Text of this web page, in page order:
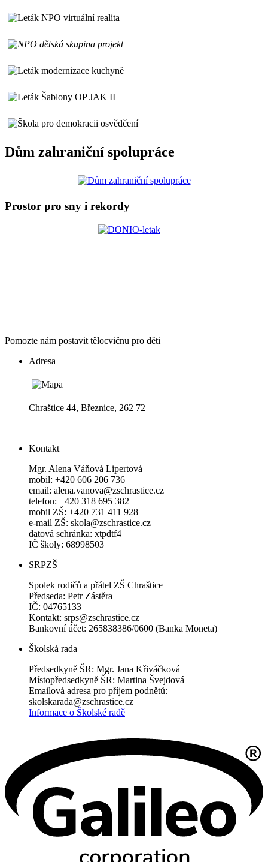
Dům zahraniční spolupráce
Prostor pro sny i rekordy
Pomozte nám postavit tělocvičnu pro děti
Adresa
Chraštice 44, Březnice, 262 72
Kontakt
Mgr. Alena Váňová Lipertová
mobil: +420 606 206 736
email: alena.vanova@zschrastice.cz
telefon: +420 318 695 382
mobil ZŠ: +420 731 411 928
e-mail ZŠ: skola@zschrastice.cz
datová schránka: xtpdtf4
IČ školy: 68998503
SRPZŠ
Spolek rodičů a přátel ZŠ Chraštice
Předseda: Petr Zástěra
IČ: 04765133
Kontakt: srps@zschrastice.cz
Bankovní účet: 265838386/0600 (Banka Moneta)
Školská rada
Předsedkyně ŠR: Mgr. Jana Křiváčková
Místopředsedkyně ŠR: Martina Švejdová
Emailová adresa pro příjem podnětů:
skolskarada@zschrastice.cz
Informace o Školské radě